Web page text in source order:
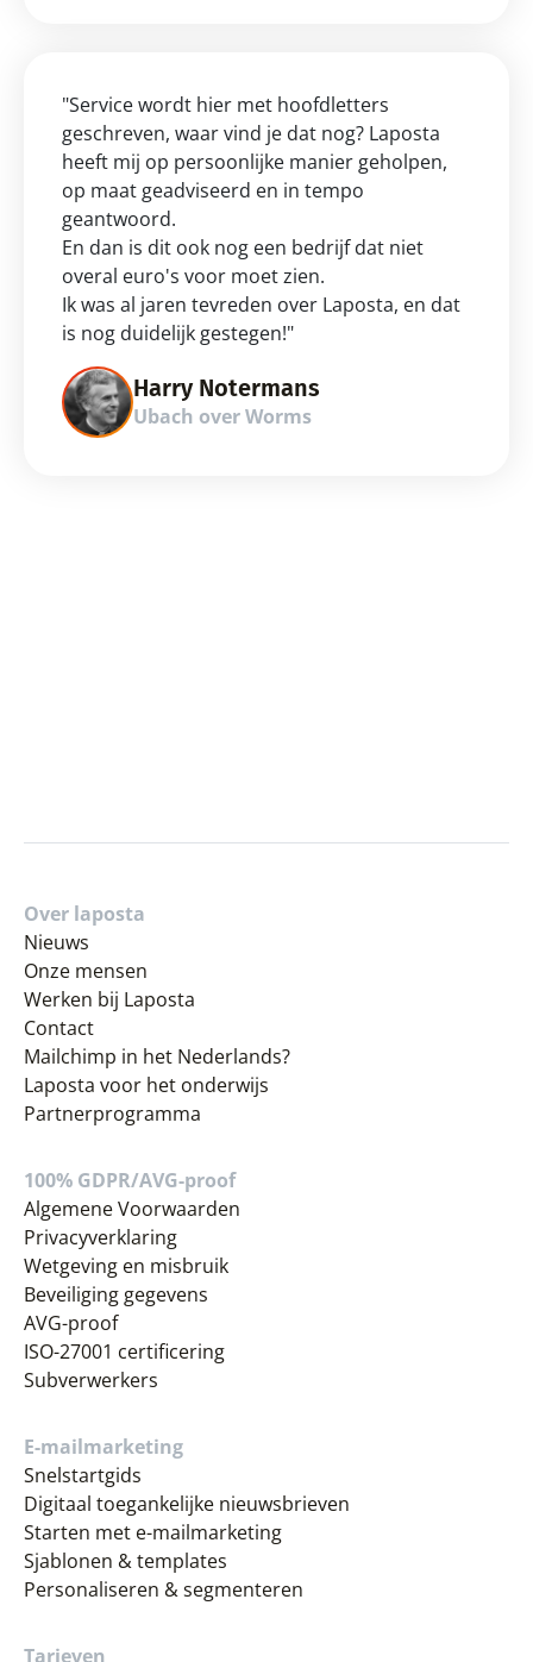
"Service wordt hier met hoofdletters
geschreven, waar vind je dat nog? Laposta
heeft mij op persoonlijke manier geholpen,
op maat geadviseerd en in tempo
geantwoord.
En dan is dit ook nog een bedrijf dat niet
overal euro's voor moet zien.
Ik was al jaren tevreden over Laposta, en dat
is nog duidelijk gestegen!"
Harry Notermans
Ubach over Worms
Over laposta
Nieuws
Onze mensen
Werken bij Laposta
Contact
Mailchimp in het Nederlands?
Laposta voor het onderwijs
Partnerprogramma
100% GDPR/AVG-proof
Algemene Voorwaarden
Privacyverklaring
Wetgeving en misbruik
Beveiliging gegevens
AVG-proof
ISO-27001 certificering
Subverwerkers
E-mailmarketing
Snelstartgids
Digitaal toegankelijke nieuwsbrieven
Starten met e-mailmarketing
Sjablonen & templates
Personaliseren & segmenteren
Tarieven